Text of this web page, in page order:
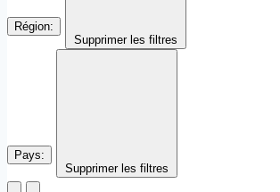
Région:
Supprimer les filtres
Pays:
Supprimer les filtres